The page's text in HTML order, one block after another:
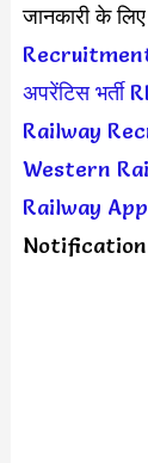
जानकारी के
अपरेंटिस भर्ती
Railway
Western
Railway